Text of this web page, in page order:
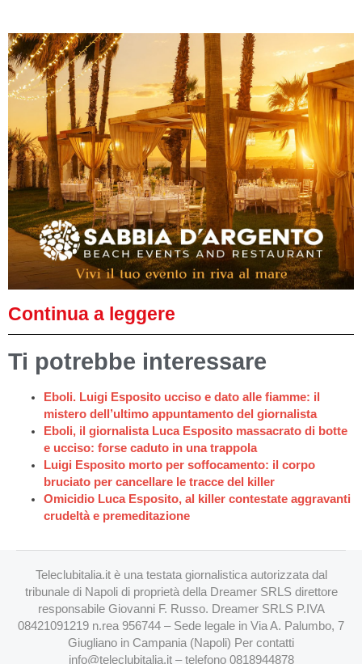
Continua a leggere
Ti potrebbe interessare
Eboli. Luigi Esposito ucciso e dato alle fiamme: il
mistero dell’ultimo appuntamento del giornalista
Eboli, il giornalista Luca Esposito massacrato di botte
e ucciso: forse caduto in una trappola
Luigi Esposito morto per soffocamento: il corpo
bruciato per cancellare le tracce del killer
Omicidio Luca Esposito, al killer contestate aggravanti
crudeltà e premeditazione
Teleclubitalia.it è una testata giornalistica autorizzata dal
tribunale di Napoli di proprietà della Dreamer SRLS direttore
responsabile Giovanni F. Russo. Dreamer SRLS P.IVA
08421091219 n.rea 956744 – Sede legale in Via A. Palumbo, 7
Giugliano in Campania (Napoli) Per contatti
info@teleclubitalia.it– telefono 0818944878